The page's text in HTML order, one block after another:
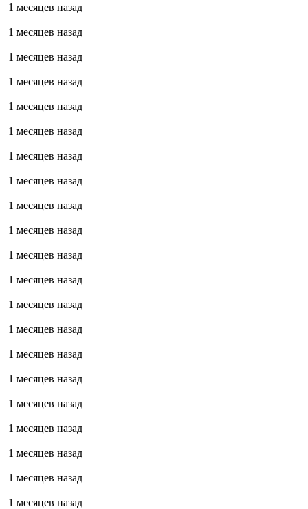
1 месяцев назад
1 месяцев назад
1 месяцев назад
1 месяцев назад
1 месяцев назад
1 месяцев назад
1 месяцев назад
1 месяцев назад
1 месяцев назад
1 месяцев назад
1 месяцев назад
1 месяцев назад
1 месяцев назад
1 месяцев назад
1 месяцев назад
1 месяцев назад
1 месяцев назад
1 месяцев назад
1 месяцев назад
1 месяцев назад
1 месяцев назад